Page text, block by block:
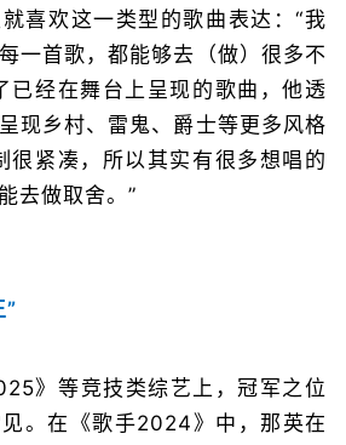
喜欢这一类型的歌曲表达：“我
一首歌，都能够去（做）很多不
已经在舞台上呈现的歌曲，他透
现乡村、雷鬼、爵士等更多风格
很紧凑，所以其实有很多想唱的
去做取舍。”
”
》等竞技类综艺上，冠军之位
。在《歌手2024》中，那英在